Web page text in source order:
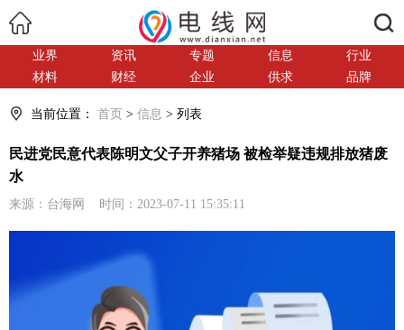
业界 资讯 专题 信息
行业
材料
财经 企业 供求 品牌
当前位置： 首页 > 信息 > 列表
民进党民意代表陈明文父子开养猪场 被检举疑违规排放猪废
水
来源：台海网 时间：2023-07-11 15:35:11